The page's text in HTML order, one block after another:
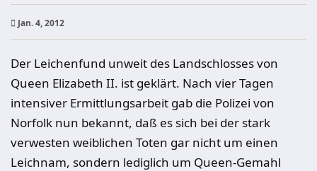
Jan. 4, 2012
Der Leichenfund unweit des Landschlosses von
Queen Elizabeth II. ist geklärt. Nach vier Tagen
intensiver Ermittlungsarbeit gab die Polizei von
Norfolk nun bekannt, daß es sich bei der stark
verwesten weiblichen Toten gar nicht um einen
Leichnam, sondern lediglich um Queen-Gemahl